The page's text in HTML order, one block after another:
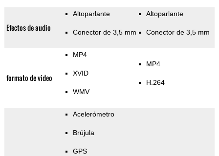
Efectos de audio
Altoparlante
Conector de 3,5 mm
Altoparlante
Conector de 3,5 mm
formato de video
MP4
XVID
WMV
MP4
H.264
Acelerómetro
Brújula
GPS